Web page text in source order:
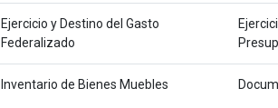
Ejercicio y Destino del Gasto
Federalizado
Inventario de Bienes Muebles